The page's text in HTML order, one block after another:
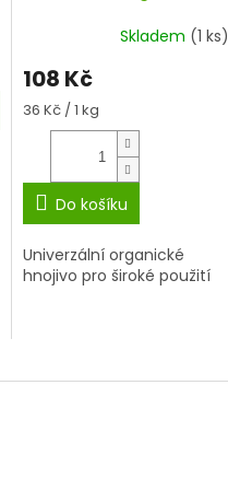
Skladem (1 ks)
108 Kč
Měrná
cena:
36 Kč / 1 kg
Do košíku
Univerzální organické
hnojivo pro široké použití